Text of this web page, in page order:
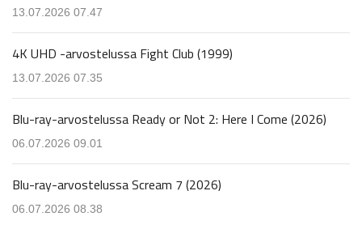
13.07.2026 07.47
4K UHD -arvostelussa Fight Club (1999)
13.07.2026 07.35
Blu-ray-arvostelussa Ready or Not 2: Here I Come (2026)
06.07.2026 09.01
Blu-ray-arvostelussa Scream 7 (2026)
06.07.2026 08.38